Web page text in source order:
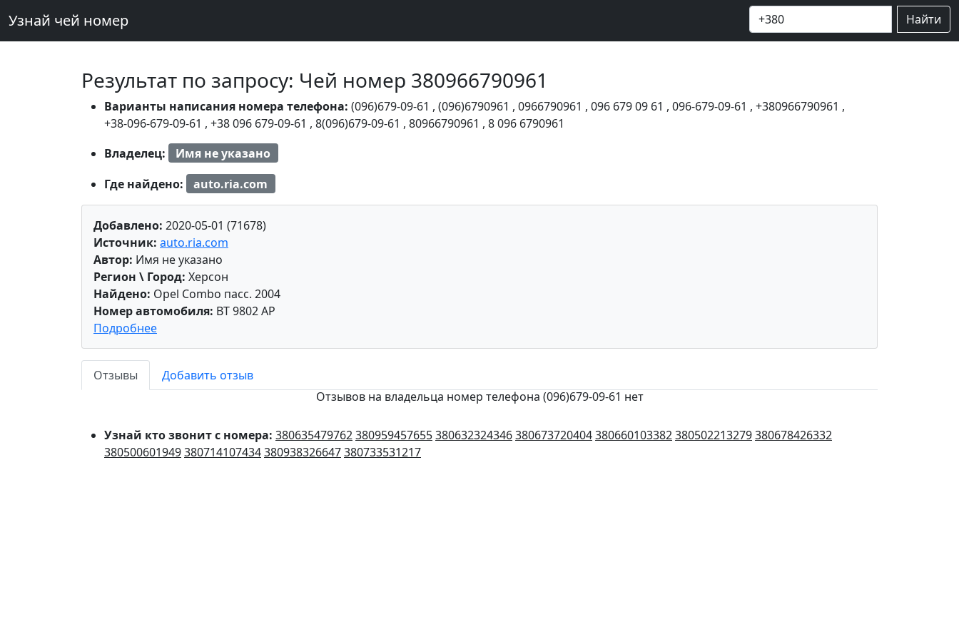
Узнай чей номер Найти
Результат по запросу: Чей номер 380966790961
Варианты написания номера телефона: (096)679-09-61 , (096)6790961 , 0966790961 , 096 679 09 61 , 096-679-09-61 , +380966790961 ,
+38-096-679-09-61 , +38 096 679-09-61 , 8(096)679-09-61 , 80966790961 , 8 096 6790961
Владелец:
Имя не указано
Где найдено:
auto.ria.com
Добавлено: 2020-05-01 (71678)
Источник: auto.ria.com
Автор: Имя не указано
Регион \ Город: Херсон
Найдено: Opel Combo пасс. 2004
Номер автомобиля: BT 9802 AP
Подробнее
Отзывы
Добавить отзыв
Отзывов на владельца номер телефона (096)679-09-61 нет
Узнай кто звонит с номера: 380635479762380959457655380632324346380673720404380660103382380502213279380678426332
380500601949380714107434380938326647380733531217